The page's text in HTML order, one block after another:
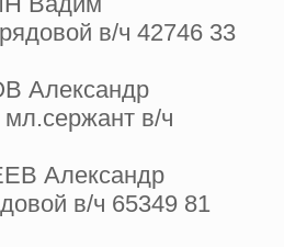
в/ч 42746 33
Александр
в/ч
Александр
в/ч 65349 81